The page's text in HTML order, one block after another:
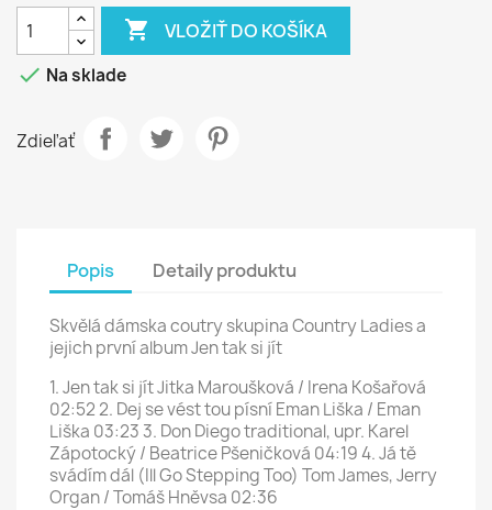
 VLOŽIŤ DO KOŠÍKA
 Na sklade
Zdieľať
Popis Detaily produktu
Skvělá dámska coutry skupina Country Ladies a
jejich první album Jen tak si jít
1. Jen tak si jít Jitka Maroušková / Irena Košařová
02:52 2. Dej se vést tou písní Eman Liška / Eman
Liška 03:23 3. Don Diego traditional, upr. Karel
Zápotocký / Beatrice Pšeničková 04:19 4. Já tě
svádím dál (Ill Go Stepping Too) Tom James, Jerry
Organ / Tomáš Hněvsa 02:36